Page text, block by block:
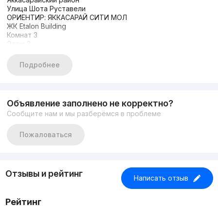
Улица Шота Руставели
ОРИЕНТИР: ЯККАСАРАЙ СИТИ МОЛ
ЖК Etalon Building
Комнат 3
Этаж 3
Общая площадь 60 м2
Состояние Евроремонт
+998500404257
Подробнее
Объявление заполнено не корректно?
Сообщите нам и мы разберёмся в проблеме
Пожаловаться
Отзывы и рейтинг Написать отзыв
Рейтинг